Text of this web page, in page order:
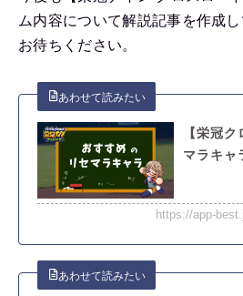
ム内容について解説記事を作成
お待ちください。
【栄冠
マラキャ
https://app-